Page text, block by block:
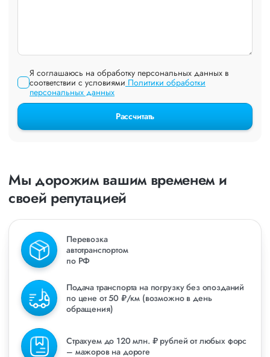
Я соглашаюсь на обработку персональных данных в
соответствии с условиями Политики обработки
персональных данных
Рассчитать
Мы дорожим вашим временем и
своей репутацией
Перевозка
автотранспортом
по РФ
Подача транспорта на погрузку без опозданий
по цене от 50 ₽/км (возможно в день
обращения)
Страхуем до 120 млн. ₽ рублей от любых форс
– мажоров на дороге